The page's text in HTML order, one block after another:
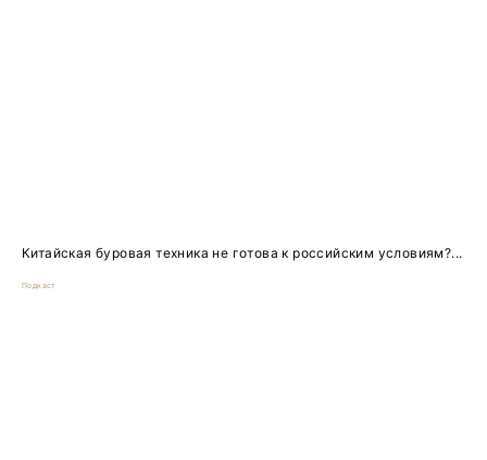
Китайская буровая техника не готова к российским условиям?...
Подкаст